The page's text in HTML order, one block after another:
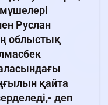
Руслан
облыстық
қайта
деп